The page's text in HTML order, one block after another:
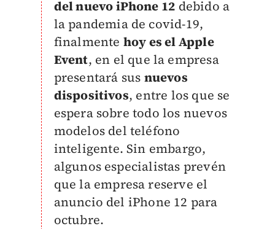
del nuevo iPhone 12 debido a
la pandemia de covid-19,
finalmente hoy es el Apple
Event, en el que la empresa
presentará sus nuevos
dispositivos, entre los que se
espera sobre todo los nuevos
modelos del teléfono
inteligente. Sin embargo,
algunos especialistas prevén
que la empresa reserve el
anuncio del iPhone 12 para
octubre.